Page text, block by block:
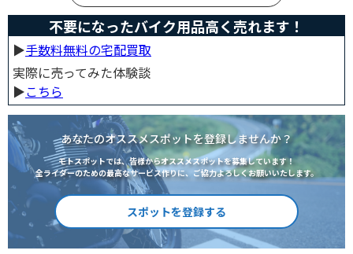
不要になったバイク用品高く売れます！
▶︎手数料無料の宅配買取
実際に売ってみた体験談
▶︎こちら
あなたのオススメスポットを登録しませんか？
モトスポットでは、皆様からオススメスポットを募集しています！
全ライダーのための最高なサービス作りに、ご協力よろしくお願いいたします。
スポットを登録する